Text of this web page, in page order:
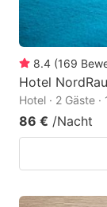
8.4 (169
Hotel
Hotel · 2 Gäste
86 € /Nacht